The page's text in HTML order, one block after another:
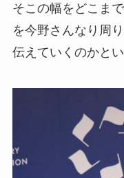
そこの幅をどこま
を今野さんなり周
伝えていくのかと